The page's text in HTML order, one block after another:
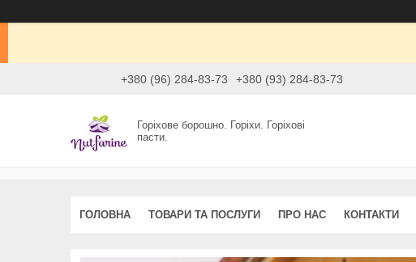
+380 (96) 284-83-73 +380 (93) 284-83-73
Горіхове борошно. Горіхи. Горіхові
пасти.
ГОЛОВНА ТОВАРИ ТА ПОСЛУГИ ПРО НАС КОНТАКТИ